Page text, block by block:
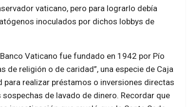
vaticano, pero para lograrlo debía
inoculados por dichos lobbys de
Vaticano fue fundado en 1942 por Pío
de religión o de caridad”, una especie de Caja
realizar préstamos o inversiones directas
de lavado de dinero. Recordar que